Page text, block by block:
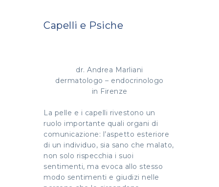
Capelli e Psiche
dr. Andrea Marliani
dermatologo – endocrinologo
in Firenze
La pelle e i capelli rivestono un
ruolo importante quali organi di
comunicazione: l’aspetto esteriore
di un individuo, sia sano che malato,
non solo rispecchia i suoi
sentimenti, ma evoca allo stesso
modo sentimenti e giudizi nelle